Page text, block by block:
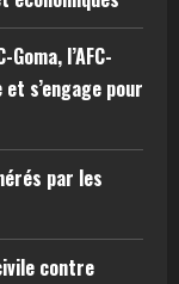
l’AFC-
s’engage pour
par les
contre